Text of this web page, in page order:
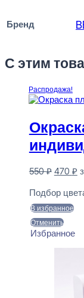
Бренд
С этим
Распродажа!
550₽
550 ₽.
470 ₽
Подбор
В избранное
Отменить
Избранное